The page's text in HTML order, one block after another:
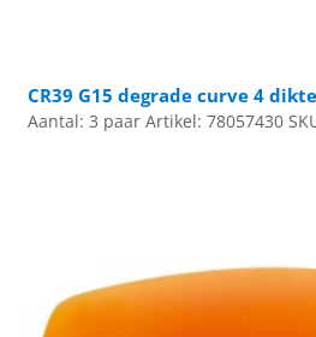
CR39 G15 degrade curve 4
Aantal: 3 paar Artikel: 78057430